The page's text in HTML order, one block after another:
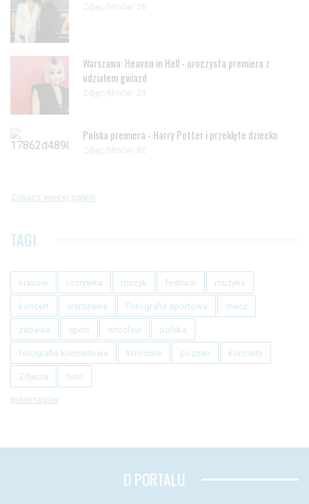
Zdjęc/filmów: 26
Warszawa: Heaven in Hell - uroczysta premiera z
udziałem gwiazd
Zdjęc/filmów: 29
Polska premiera - Harry Potter i przeklęte dziecko
Zdjęc/filmów: 82
Zobacz więcej galerii
TAGI
krakow rozrywka muzyk festiwal muzyka
koncert warszawa Fotografia sportowa mecz
zabawa sport wroclaw polska
fotografia koncertowa Wrocław poznan koncerty
Zdjecia foto
Index tagów
O PORTALU